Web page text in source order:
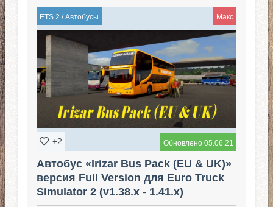
ETS 2 /Автобусы Макс
Обновлено 05.06.21
+2
Автобус «Irizar Bus Pack (EU & UK)»
версия Full Version для Euro Truck
Simulator 2 (v1.38.x - 1.41.x)